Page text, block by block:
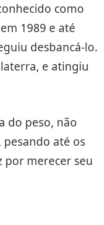
como
em 1989 e até
desbancá-lo.
e atingiu
do peso, não
até os
por merecer seu